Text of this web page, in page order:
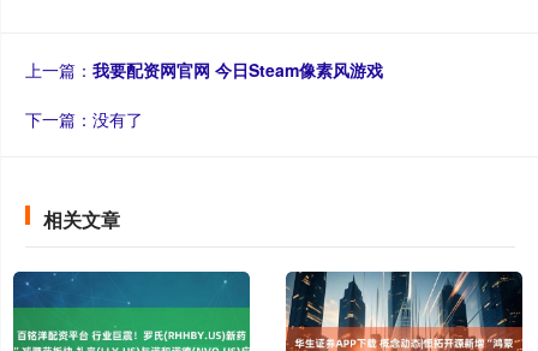
上一篇： 我要配资网官网 今日Steam像素风游戏
下一篇：没有了
相关文章